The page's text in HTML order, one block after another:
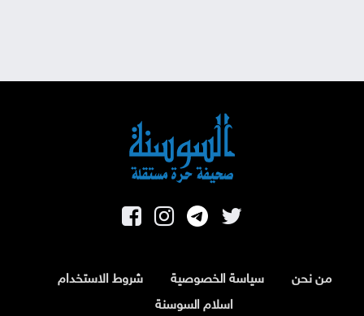
من نحن سياسة الخصوصية
شروط الاستخدام
اسلام السوسنة